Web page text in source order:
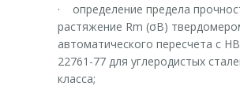
· определение предела
растяжение Rm (σB)
автоматического пересчета с
22761-77 для углеродистых
класса;